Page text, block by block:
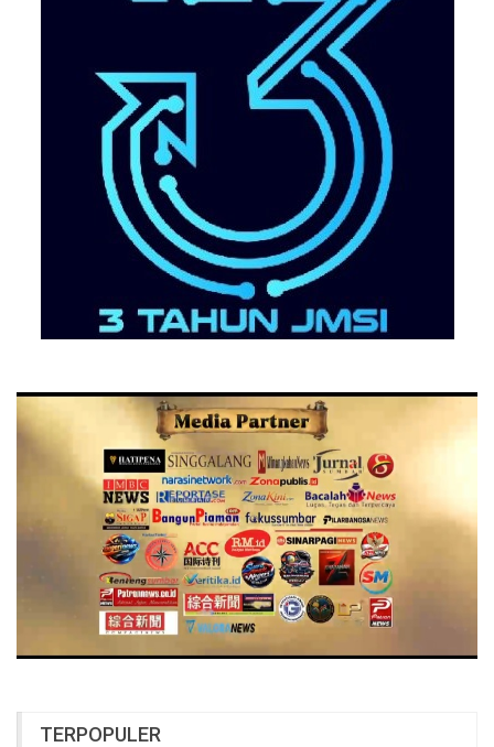
TERPOPULER